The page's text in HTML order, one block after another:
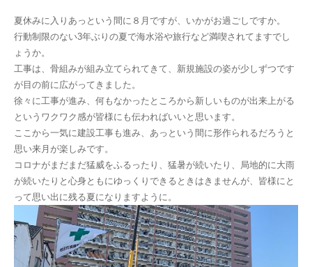
夏休みに入りあっという間に８月ですが、いかがお過ごしですか。
行動制限のない3年ぶりの夏で海水浴や旅行など満喫されてますでし
ょうか。
工事は、骨組みが組み立てられてきて、新規施設の姿が少しずつです
が目の前に広がってきました。
徐々に工事が進み、何もなかったところから新しいものが出来上がる
というワクワク感が皆様にも伝わればいいと思います。
ここから一気に建設工事も進み、あっという間に形作られるだろうと
思い来月が楽しみです。
コロナがまだまだ猛威をふるったり、猛暑が続いたり、局地的に大雨
が続いたりと心身ともにゆっくりできるときはきませんが、皆様にと
って思い出に残る夏になりますように。